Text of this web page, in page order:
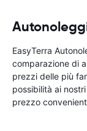
EasyTerra
comparazione di
prezzi delle più
possibilità ai
prezzo